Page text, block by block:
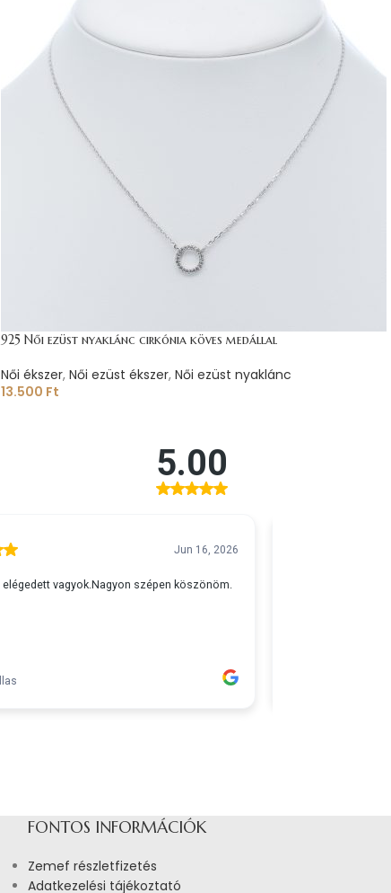
925 Női ezüst nyaklánc cirkónia köves medállal
Női ékszer, Női ezüst ékszer, Női ezüst nyaklánc
13.500 Ft
FONTOS INFORMÁCIÓK
Zemef részletfizetés
Adatkezelési tájékoztató